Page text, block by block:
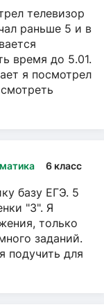
телевизор
раньше 5 и в
время до 5.01.
я посмотрел
6 класс
базу ЕГЭ. 5
"3". Я
только
заданий.
подучить для